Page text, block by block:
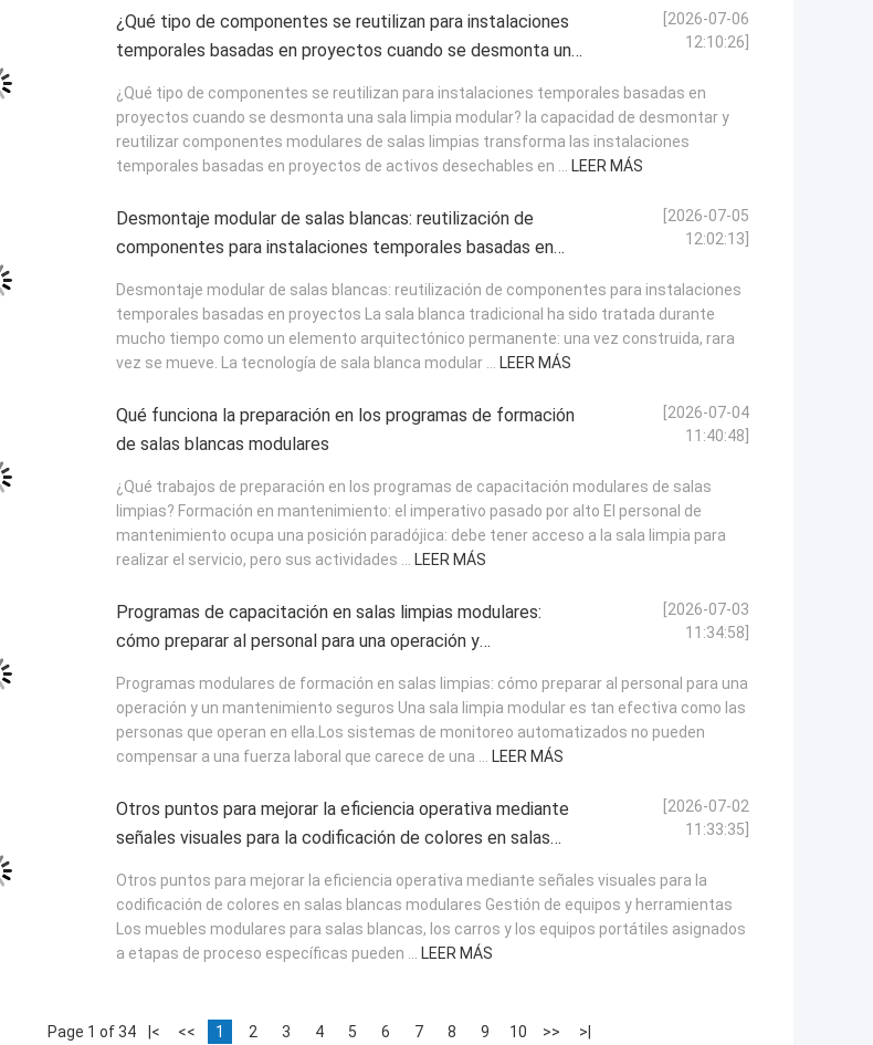
¿Qué tipo de componentes se reutilizan para instalaciones
temporales basadas en proyectos cuando se desmonta una
[2026-07-06
12:10:26]
¿Qué tipo de componentes se reutilizan para instalaciones temporales basadas en
proyectos cuando se desmonta una sala limpia modular? la capacidad de desmontar y
reutilizar componentes modulares de salas limpias transforma las instalaciones
temporales basadas en proyectos de activos desechables en ... LEER MÁS
Desmontaje modular de salas blancas: reutilización de
componentes para instalaciones temporales basadas en
[2026-07-05
12:02:13]
Desmontaje modular de salas blancas: reutilización de componentes para instalaciones
temporales basadas en proyectos La sala blanca tradicional ha sido tratada durante
mucho tiempo como un elemento arquitectónico permanente: una vez construida, rara
vez se mueve. La tecnología de sala blanca modular ... LEER MÁS
Qué funciona la preparación en los programas de formación
de salas blancas modulares
[2026-07-04
11:40:48]
¿Qué trabajos de preparación en los programas de capacitación modulares de salas
limpias? Formación en mantenimiento: el imperativo pasado por alto El personal de
mantenimiento ocupa una posición paradójica: debe tener acceso a la sala limpia para
realizar el servicio, pero sus actividades ... LEER MÁS
Programas de capacitación en salas limpias modulares:
cómo preparar al personal para una operación y
[2026-07-03
11:34:58]
Programas modulares de formación en salas limpias: cómo preparar al personal para una
operación y un mantenimiento seguros Una sala limpia modular es tan efectiva como las
personas que operan en ella.Los sistemas de monitoreo automatizados no pueden
compensar a una fuerza laboral que carece de una ... LEER MÁS
Otros puntos para mejorar la eficiencia operativa mediante
señales visuales para la codificación de colores en salas
[2026-07-02
11:33:35]
Otros puntos para mejorar la eficiencia operativa mediante señales visuales para la
codificación de colores en salas blancas modulares Gestión de equipos y herramientas
Los muebles modulares para salas blancas, los carros y los equipos portátiles asignados
a etapas de proceso específicas pueden ... LEER MÁS
Page 1 of 34 |< << 1 2 3 4 5 6 7 8 9 10 >> >|